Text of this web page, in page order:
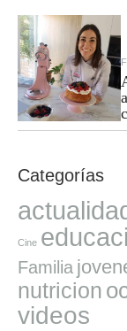
Categorías
Cine
Familia
nutricion
videos